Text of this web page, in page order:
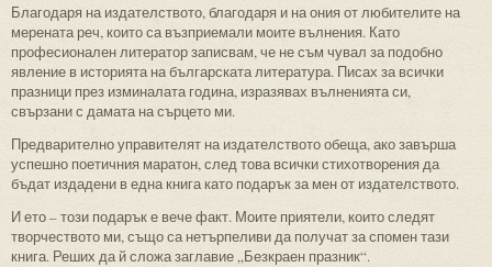
Благодаря на издателството, благодаря и на ония от любителите на
мерената реч, които са възприемали моите вълнения. Като
професионален литератор записвам, че не съм чувал за подобно
явление в историята на българската литература. Писах за всички
празници през изминалата година, изразявах вълненията си,
свързани с дамата на сърцето ми.
Предварително управителят на издателството обеща, ако завърша
успешно поетичния маратон, след това всички стихотворения да
бъдат издадени в една книга като подарък за мен от издателството.
И ето – този подарък е вече факт. Моите приятели, които следят
творчеството ми, също са нетърпеливи да получат за спомен тази
книга. Реших да й сложа заглавие „Безкраен празник“.